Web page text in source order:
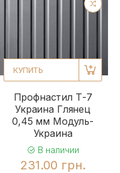
КУПИТЬ
Профнастил Т-7
Украина Глянец
0,45 мм Модуль-
Украина
В наличии
231.00 грн.